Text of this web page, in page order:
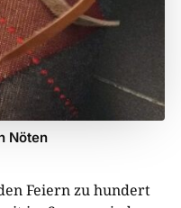
Nöten
Feiern zu hundert